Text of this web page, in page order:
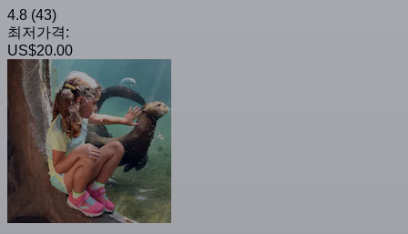
4.8 (43)
최저가격:
US$20.00